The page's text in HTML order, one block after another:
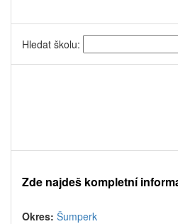
Hledat školu:
Zde najdeš kompletní
Okres: Šumperk